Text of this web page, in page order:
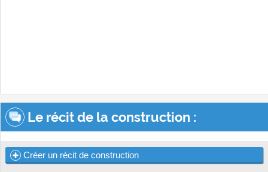
Le récit de la construction :
Créer un récit de construction